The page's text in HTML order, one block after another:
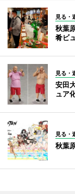
見る・
秋葉
肴ビ
見る・
安田
ュア
見る・
秋葉